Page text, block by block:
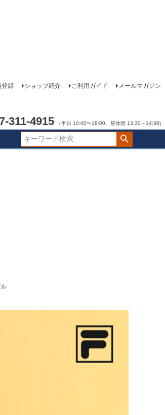
登録 ショップ紹介 ご利用ガイド メールマガジン
311-4915 （平日 10:00〜18:00、昼休憩 13:30～14:30)